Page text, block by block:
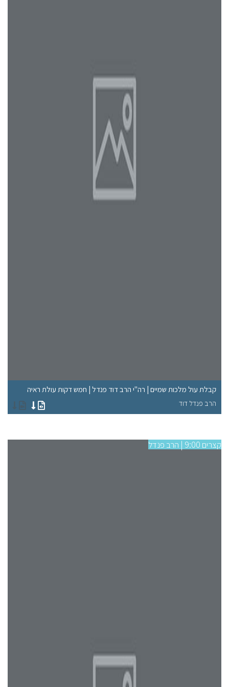
קבלת עול מלכות שמיים | רה"י הרב דוד פנדל | חמש דקות עולת ראיה
הרב פנדל דוד
קצרים 9:00 | הרב פנדל